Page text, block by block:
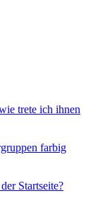
trete ich ihnen
farbig
Startseite?